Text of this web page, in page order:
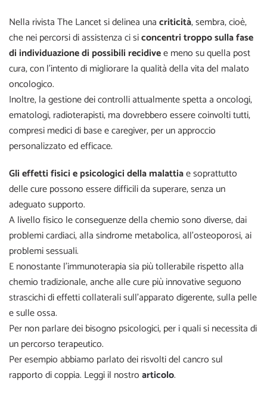
Nella rivista The Lancet si delinea unacriticità, sembra, cioè,
che nei percorsi di assistenza ci siconcentri troppo sulla fase
di individuazione di possibili recidivee meno su quella post
cura, con l’intento di migliorare la qualità della vita del malato
oncologico.
Inoltre, la gestione dei controlli attualmente spetta a oncologi,
ematologi, radioterapisti, ma dovrebbero essere coinvolti tutti,
compresi medici di base e caregiver, per un approccio
personalizzato ed efficace.
Gli effetti fisici e psicologici della malattiae soprattutto
delle cure possono essere difficili da superare, senza un
adeguato supporto.
A livello fisico le conseguenze della chemio sono diverse, dai
problemi cardiaci, alla sindrome metabolica, all’osteoporosi, ai
problemi sessuali.
E nonostante l’immunoterapia sia più tollerabile rispetto alla
chemio tradizionale, anche alle cure più innovative seguono
strascichi di effetti collaterali sull’apparato digerente, sulla pelle
e sulle ossa.
Per non parlare dei bisogno psicologici, per i quali si necessita di
un percorso terapeutico.
Per esempio abbiamo parlato dei risvolti del cancro sul
rapporto di coppia. Leggi il nostroarticolo.